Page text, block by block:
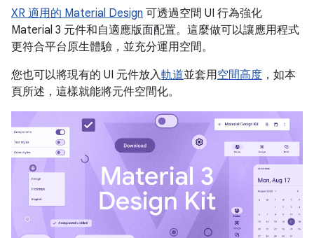
XR 適用的 Material Design 可透過空間 UI 行為強化
Material 3 元件和自適應版面配置。這麼做可以讓應用程式
更符合平台原生體驗，並充分運用空間。
您也可以將現有的 UI 元件放入軌道並套用空間高度 ，如本
頁所述，這樣就能將元件空間化。